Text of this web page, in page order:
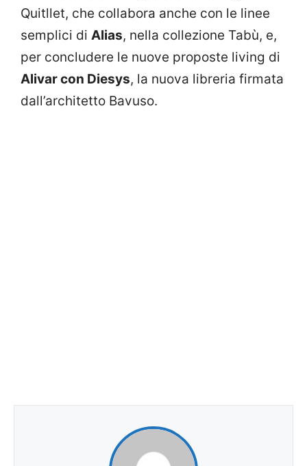
Quitllet, che collabora anche con le linee
semplici di Alias, nella collezione Tabù, e,
per concludere le nuove proposte living di
Alivar con Diesys, la nuova libreria firmata
dall’architetto Bavuso.